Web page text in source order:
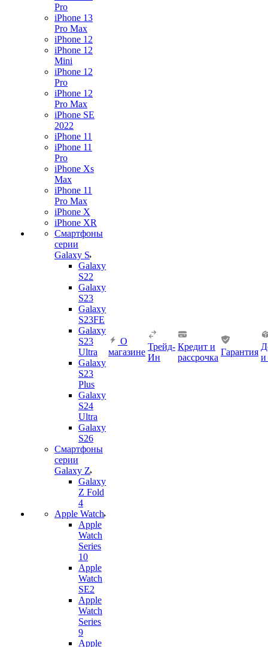
Pro
iPhone 13
Pro Max
iPhone 12
iPhone 12
Mini
iPhone 12
Pro
iPhone 12
Pro Max
iPhone SE
2022
iPhone 11
iPhone 11
Pro
iPhone Xs
Max
iPhone 11
Pro Max
iPhone X
iPhone XR
Смартфоны
серии
Galaxy S
Galaxy
S22
Galaxy
S23
Galaxy
S23FE
Galaxy
S23
Ultra
Galaxy
S23
Plus
Galaxy
S24
Ultra
Galaxy
S26
Смартфоны
серии
Galaxy Z
Galaxy
Z Fold
4
Apple Watch
Apple
Watch
Series
10
Apple
Watch
SE2
Apple
Watch
Series
9
Apple
О
магазине
Трейд-
Ин
Кредит и
рассрочка
Гарантия
и